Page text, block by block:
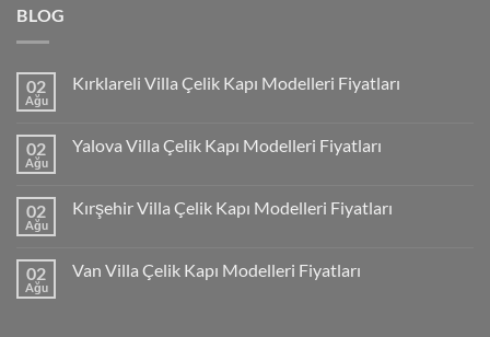
BLOG
02
Ağu
Kırklareli Villa Çelik Kapı Modelleri Fiyatları
02
Ağu
Yalova Villa Çelik Kapı Modelleri Fiyatları
02
Ağu
Kırşehir Villa Çelik Kapı Modelleri Fiyatları
02
Ağu
Van Villa Çelik Kapı Modelleri Fiyatları